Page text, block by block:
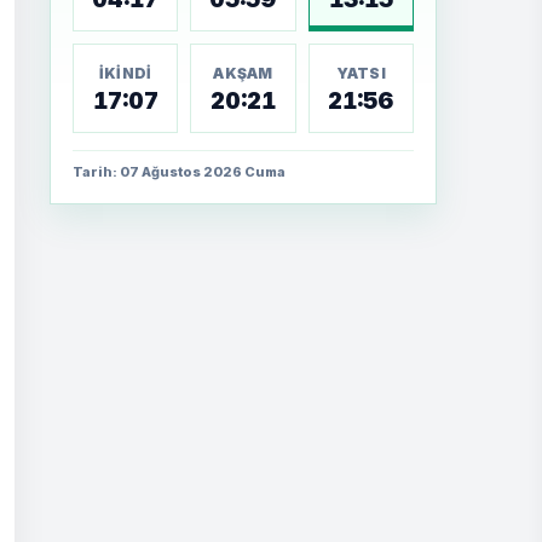
İKINDI
17:07
AKŞAM
20:21
YATSI
21:56
Tarih: 07 Ağustos 2026 Cuma